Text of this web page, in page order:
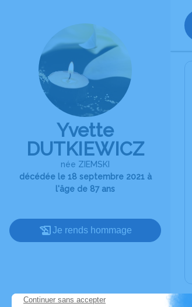
Yvette
DUTKIEWICZ
née ZIEMSKI
décédée le 18 septembre 2021 à
l'âge de 87 ans
Je rends hommage